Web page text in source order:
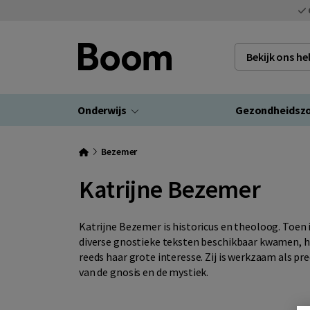
Bekijk ons
Onderwijs
Bezemer
Katrijne Bezemer
Katrijne Bezemer is historicus en theoloog.
diverse gnostieke teksten beschikbaar kwamen,
reeds haar grote interesse. Zij is werkzaam als
van de gnosis en de mystiek.